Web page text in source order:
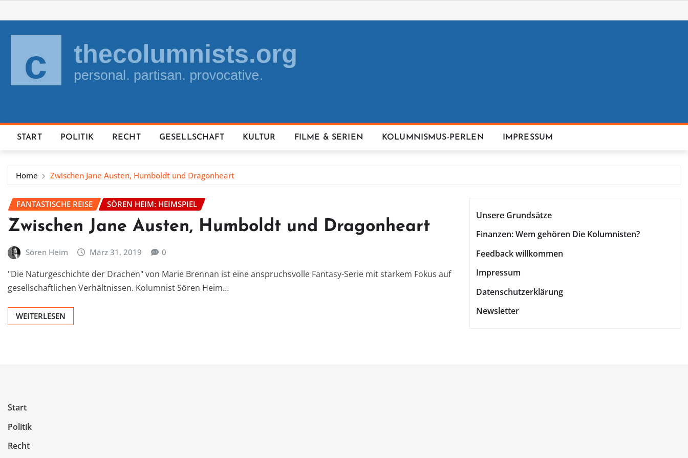
to
content
START POLITIK RECHT GESELLSCHAFT KULTUR FILME & SERIEN KOLUMNISMUS-PERLEN IMPRESSUM
Home Zwischen Jane Austen, Humboldt und Dragonheart
FANTASTISCHE REISE SÖREN HEIM: HEIMSPIEL
Zwischen Jane Austen, Humboldt und Dragonheart
Sören Heim März 31, 2019 0
"Die Naturgeschichte der Drachen" von Marie Brennan ist eine anspruchsvolle Fantasy-Serie mit starkem Fokus auf
gesellschaftlichen Verhältnissen. Kolumnist Sören Heim…
WEITERLESEN
Unsere Grundsätze
Finanzen: Wem gehören Die Kolumnisten?
Feedback willkommen
Impressum
Datenschutzerklärung
Newsletter
Start
Politik
Recht